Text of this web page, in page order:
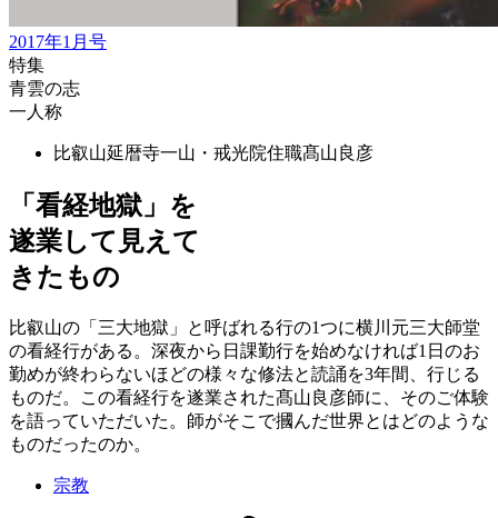
2017年1月号
特集
青雲の志
一人称
比叡山延暦寺一山・戒光院住職髙山良彦
「看経地獄」を
遂業して見えて
きたもの
比叡山の「三大地獄」と呼ばれる行の1つに横川元三大師堂
の看経行がある。深夜から日課勤行を始めなければ1日のお
勤めが終わらないほどの様々な修法と読誦を3年間、行じる
ものだ。この看経行を遂業された髙山良彦師に、そのご体験
を語っていただいた。師がそこで摑んだ世界とはどのような
ものだったのか。
宗教